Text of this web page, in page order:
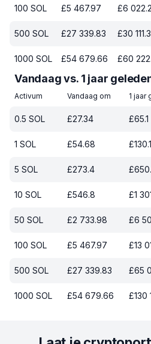
100 SOL £5 467.97 £6
500 SOL £27 339.83 £30
1000 SOL £54 679.66 £60
Vandaag vs. 1 jaar
Activum Vandaag om 1 jaar
0.5 SOL £27.34 £65.1
1 SOL £54.68 £
5 SOL £273.4 £
10 SOL £546.8 £1
50 SOL £2 733.98 £6
100 SOL £5 467.97 £13
500 SOL £27 339.83 £65
1000 SOL £54 679.66 £130